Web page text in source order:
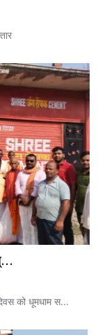
को धूमधाम स...